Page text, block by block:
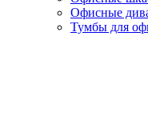
Офисные
Тумбы для